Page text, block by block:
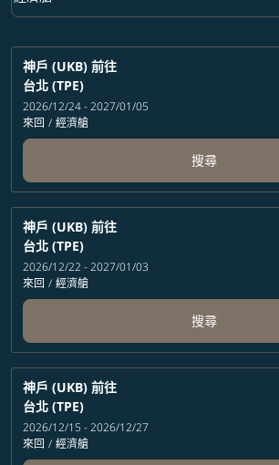
艙等 option 經濟艙 Selected
神戶 (UKB) 前往
台北 (TPE)
2026/12/24 - 2027/01/05
來回 / 經濟艙
搜尋
神戶 (UKB) 前往
台北 (TPE)
2026/12/22 - 2027/01/03
來回 / 經濟艙
搜尋
神戶 (UKB) 前往
台北 (TPE)
2026/12/15 - 2026/12/27
來回 / 經濟艙